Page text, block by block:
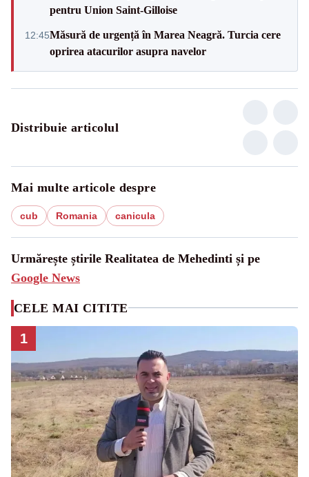
pentru Union Saint-Gilloise
12:45Măsură de urgență în Marea Neagră. Turcia cere
oprirea atacurilor asupra navelor
Distribuie articolul
Mai multe articole despre
cub Romania canicula
Urmărește știrile Realitatea de Mehedinti și pe
Google News
CELE MAI CITITE
1